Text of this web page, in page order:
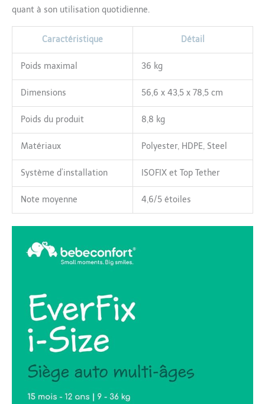
quant à son utilisation quotidienne.
Caractéristique Détail
Poids maximal 36 kg
Dimensions 56,6 x 43,5 x 78,5 cm
Poids du produit 8,8 kg
Matériaux Polyester, HDPE, Steel
Système d’installation ISOFIX et Top Tether
Note moyenne 4,6/5 étoiles